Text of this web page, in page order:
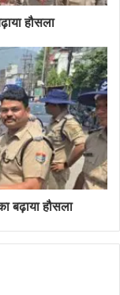
हौसला
बढ़ाया हौसला